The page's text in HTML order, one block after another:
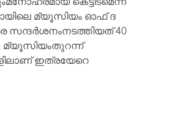
മ്യൂസിയം ഓഫ് ദ
40
മ്യൂസിയംതുറന്ന്
ഇത്രയേറെ